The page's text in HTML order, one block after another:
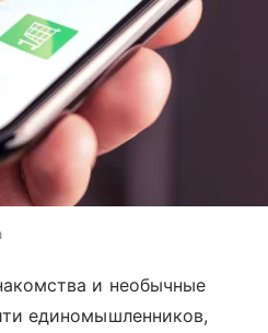
и необычные
единомышленников,